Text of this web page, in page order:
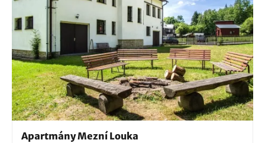
Apartmány Mezní Louka